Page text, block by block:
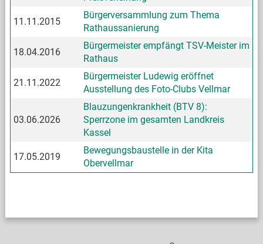
11.11.2015
Bürgerversammlung zum Thema
Rathaussanierung
18.04.2016
Bürgermeister empfängt TSV-Meister im
Rathaus
21.11.2022
Bürgermeister Ludewig eröffnet
Ausstellung des Foto-Clubs Vellmar
03.06.2026
Blauzungenkrankheit (BTV 8):
Sperrzone im gesamten Landkreis
Kassel
17.05.2019
Bewegungsbaustelle in der Kita
Obervellmar